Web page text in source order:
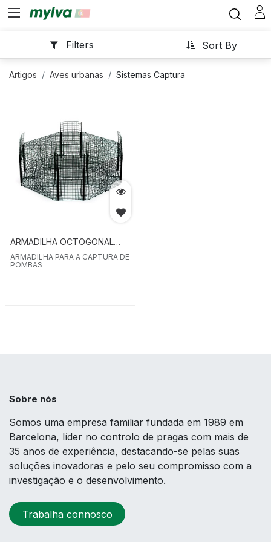
Sort By
Filters
Artigos Aves urbanas Sistemas Captura
ARMADILHA OCTOGONAL
PARA CAPTURA DE POMBOS
ARMADILHA PARA A CAPTURA DE
POMBAS
Sobre nós
Somos uma empresa familiar fundada em 1989 em
Barcelona, líder no controlo de pragas com mais de
35 anos de experiência, destacando-se pelas suas
soluções inovadoras e pelo seu compromisso com a
investigação e o desenvolvimento.
Trabalha connosco